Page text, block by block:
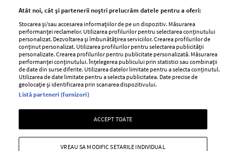
pasageri, afectați
Intră în culisele noii colecții
Vara care te schimbă: cum
transformi fiecare amintire
într-o poveste pe care o porți
Atât noi, cât și partenerii noștri prelucrăm datele pentru a oferi:
Stocarea și/sau accesarea informațiilor de pe un dispozitiv. Măsurarea
performanței reclamelor. Utilizarea profilurilor pentru selectarea conținutului
personalizat. Dezvoltarea și îmbunătățirea serviciilor. Crearea profilurilor de
conținut personalizat. Utilizarea profilurilor pentru selectarea publicității
personalizate. Crearea profilurilor pentru publicitate personalizată. Măsurarea
performanței conținutului. Înțelegerea publicului prin statistici sau combinații
de date din surse diferite. Utilizarea datelor limitate pentru a selecta conținutul.
Utilizarea de date limitate pentru a selecta publicitatea. Date precise de
geolocație și identificarea prin scanarea dispozitivului.
Listă parteneri (furnizori)
ACCEPT TOATE
VREAU SA MODIFIC SETARILE INDIVIDUAL